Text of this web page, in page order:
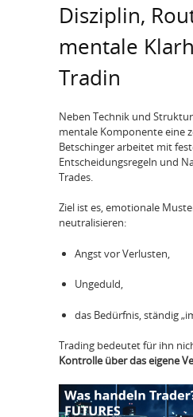
Disziplin,
mentale
Tradin
Neben Technik und
mentale Komponente eine
Betschinger arbeitet mit
Entscheidungsregeln und
Trades.
Ziel ist es, emotionale
neutralisieren:
Angst vor Verlusten,
Ungeduld,
das Bedürfnis, ständig
Trading bedeutet für ihn
Kontrolle über das eigene